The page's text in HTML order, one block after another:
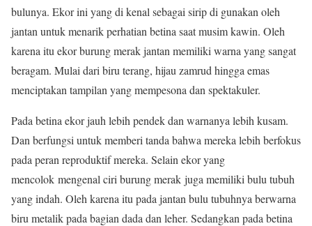
bulunya. Ekor ini yang di kenal sebagai sirip di gunakan oleh
jantan untuk menarik perhatian betina saat musim kawin. Oleh
karena itu ekor burung merak jantan memiliki warna yang sangat
beragam. Mulai dari biru terang, hijau zamrud hingga emas
menciptakan tampilan yang mempesona dan spektakuler.
Pada betina ekor jauh lebih pendek dan warnanya lebih kusam.
Dan berfungsi untuk memberi tanda bahwa mereka lebih berfokus
pada peran reproduktif mereka. Selain ekor yang
mencolok mengenal ciri burung merak juga memiliki bulu tubuh
yang indah. Oleh karena itu pada jantan bulu tubuhnya berwarna
biru metalik pada bagian dada dan leher. Sedangkan pada betina